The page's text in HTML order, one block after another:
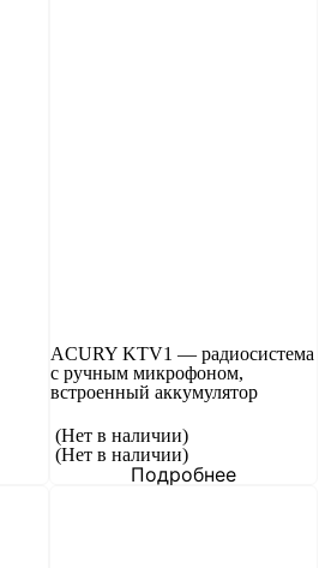
ACURY KTV1 — радиосистема
с ручным микрофоном,
встроенный аккумулятор
(Нет в наличии)
(Нет в наличии)
Подробнее